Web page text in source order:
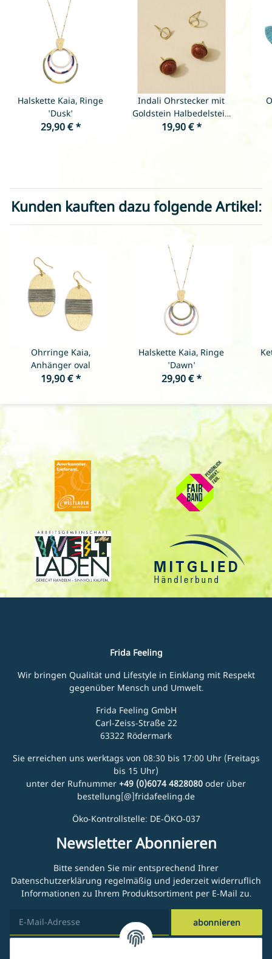
Halskette Kaia, Ringe
'Dusk'
29,90 €*
Indali Ohrstecker mit
Goldstein Halbedelstein
(2er Set)
19,90 €*
Kunden kauften dazu folgende Artikel:
Ohrringe Kaia,
Anhänger oval
19,90 €*
Halskette Kaia, Ringe
'Dawn'
29,90 €*
Frida Feeling
Wir bringen Qualität und Lifestyle in Einklang mit Respekt
gegenüber Mensch und Umwelt.
Frida Feeling GmbH
Carl-Zeiss-Straße 22
63322 Rödermark
Sie erreichen uns werktags von 08:30 bis 17:00 Uhr (Freitags
bis 15 Uhr)
unter der Rufnummer +49 (0)6074 4828080 oder über
bestellung[@]fridafeeling.de
Öko-Kontrollstelle: DE-ÖKO-037
Newsletter Abonnieren
Bitte senden Sie mir entsprechend Ihrer
Datenschutzerklärung regelmäßig und jederzeit widerruflich
Informationen zu Ihrem Produktsortiment per E-Mail zu.
abonnieren